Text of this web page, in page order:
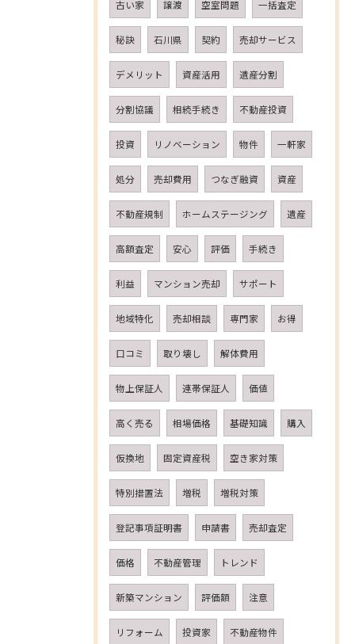
古い家 譲渡 空室問題 一括査定
秘訣 石川県 契約 売却サービス
デメリット 資産活用 遺産分割
分割協議 相続手続き 不動産投資
投資 リノベーション 物件 一軒家
処分 売却費用 つなぎ融資 資産
不動産規制 ホームステージング 遺産
高額査定 安心 評価 手続き
利益 マンション売却 サポート
地域特化 売却相談 専門家 お得
口コミ 取り壊し 解体費用
物上保証人 連帯保証人 価値
高く売る 相場価格 基礎知識 購入
仮換地 固定資産税 空き家対策
特別措置法 増税 増税対策
登記事項証明書 申請書 売却査定
価格 不動産管理 トレンド
新築マンション 評価額 注意
リフォーム 投資家 不動産物件